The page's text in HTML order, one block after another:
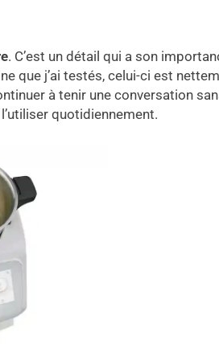
. C’est un détail qui a son
que j’ai testés, celui-ci est
à tenir une conversation
quotidiennement.